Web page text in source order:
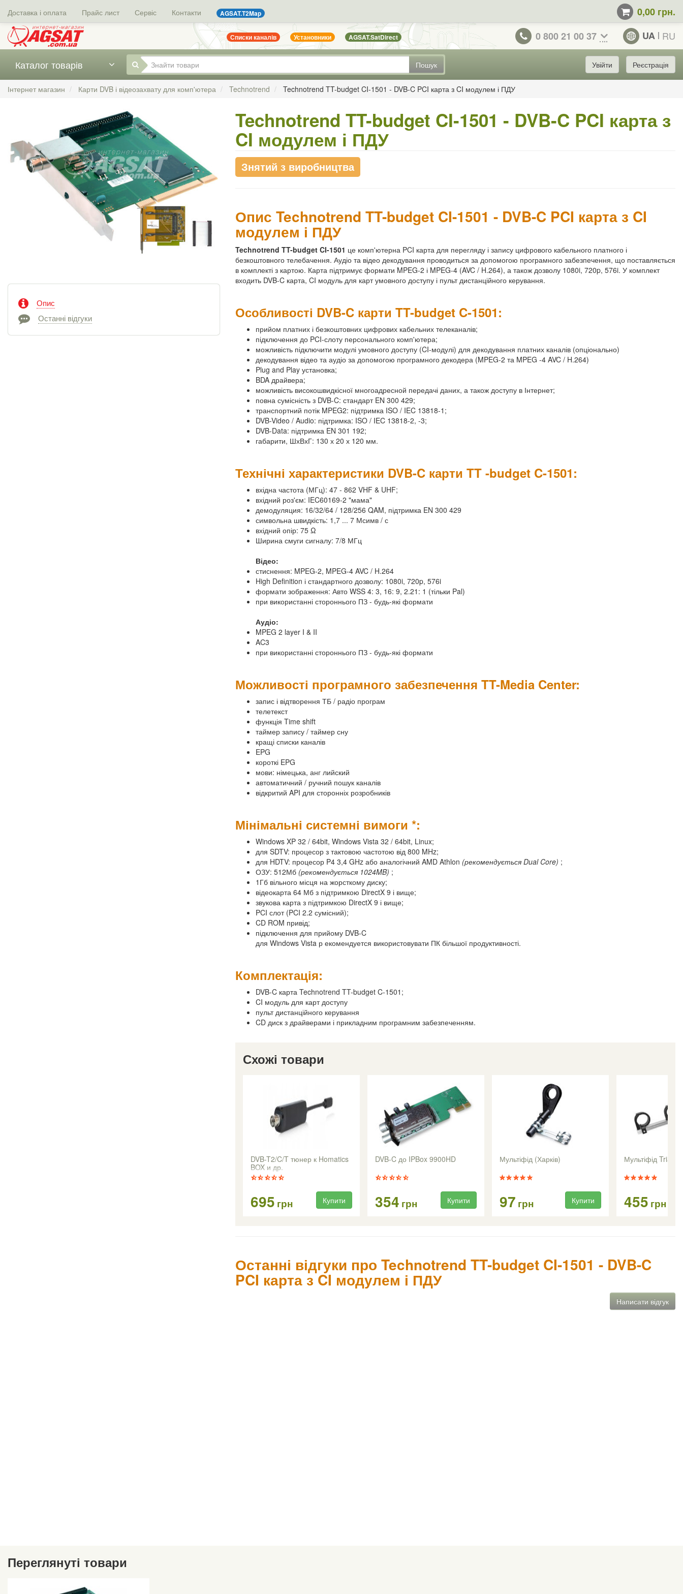
Доставка і оплата Прайс лист Сервіс Контакти AGSAT.T2Map 0,00 грн.
Списки каналів Установники AGSAT.SatDirect 0 800 21 00 37 UA RU
Пошук
Каталог товарів Увійти Реєстрація
Інтернет магазин Карти DVB і відеозахвату для комп'ютера Technotrend Technotrend TT-budget CI-1501 - DVB-C PCI карта з CI модулем і ПДУ
Опис
Останні відгуки
Technotrend TT-budget CI-1501 - DVB-C PCI карта з
CI модулем і ПДУ
Знятий з виробництва
Опис Technotrend TT-budget CI-1501 - DVB-C PCI карта з CI
модулем і ПДУ
Technotrend TT-budget CI-1501 це комп'ютерна PCI карта для перегляду і запису цифрового кабельного платного і
безкоштовного телебачення. Аудіо та відео декодування проводиться за допомогою програмного забезпечення, що поставляється
в комплекті з картою. Карта підтримує формати MPEG-2 і MPEG-4 (AVC / H.264), а також дозволу 1080i, 720p, 576i. У комплект
входить DVB-C карта, CI модуль для карт умовного доступу і пульт дистанційного керування.
Особливості DVB-C карти TT-budget C-1501:
прийом платних і безкоштовних цифрових кабельних телеканалів;
підключення до PCI-слоту персонального комп'ютера;
можливість підключити модулі умовного доступу (CI-модулі) для декодування платних каналів (опціонально)
декодування відео та аудіо за допомогою програмного декодера (MPEG-2 та MPEG -4 AVC / H.264)
Plug and Play установка;
BDA драйвера;
можливість високошвидкісної многоадресной передачі даних, а також доступу в Інтернет;
повна сумісність з DVB-C: стандарт EN 300 429;
транспортний потік MPEG2: підтримка ISO / IEC 13818-1;
DVB-Video / Audio: підтримка: ISO / IEC 13818-2, -3;
DVB-Data: підтримка EN 301 192;
габарити, ШхВхГ: 130 х 20 х 120 мм.
Технічні характеристики DVB-C карти TT -budget C-1501:
вхідна частота (МГц): 47 - 862 VHF & UHF;
вхідний роз'єм: IEC60169-2 "мама"
демодуляция: 16/32/64 / 128/256 QAM, підтримка EN 300 429
символьна швидкість: 1,7 ... 7 Мсимв / с
вхідний опір: 75 Ω
Ширина смуги сигналу: 7/8 МГц
Відео:
стиснення: MPEG-2, MPEG-4 AVC / H.264
High Definition і стандартного дозволу: 1080i, 720p, 576i
формати зображення: Авто WSS 4: 3, 16: 9, 2.21: 1 (тільки Pal)
при використанні стороннього ПЗ - будь-які формати
Аудіо:
MPEG 2 layer I & II
AC3
при використанні стороннього ПЗ - будь-які формати
Можливості програмного забезпечення TT-Media Center:
запис і відтворення ТБ / радіо програм
телетекст
функція Time shift
таймер запису / таймер сну
кращі списки каналів
EPG
короткі EPG
мови: німецька, анг лийский
автоматичний / ручний пошук каналів
відкритий API для сторонніх розробників
Мінімальні системні вимоги *:
Windows XP 32 / 64bit, Windows Vista 32 / 64bit, Linux;
для SDTV: процесор з тактовою частотою від 800 MHz;
для HDTV: процесор P4 3,4 GHz або аналогічний AMD Athlon (рекомендується Dual Core) ;
ОЗУ: 512Мб (рекомендується 1024MB) ;
1Гб вільного місця на жорсткому диску;
відеокарта 64 Мб з підтримкою DirectX 9 і вище;
звукова карта з підтримкою DirectX 9 і вище;
PCI слот (PCI 2.2 сумісний);
CD ROM привід;
підключення для прийому DVB-C
для Windows Vista р екомендуется використовувати ПК більшої продуктивності.
Комплектація:
DVB-C карта Technotrend TT-budget C-1501;
CI модуль для карт доступу
пульт дистанційного керування
CD диск з драйверами і прикладним програмним забезпеченням.
Схожі товари
DVB-T2/C/T тюнер к Homatics
BOX и др.
695 грн Купити
DVB-C до IPBox 9900HD
354 грн Купити
Мультіфід (Харків)
97 грн Купити
Мультіфід Triax -
455 грн
Останні відгуки про Technotrend TT-budget CI-1501 - DVB-C
PCI карта з CI модулем і ПДУ
Написати відгук
Переглянуті товари